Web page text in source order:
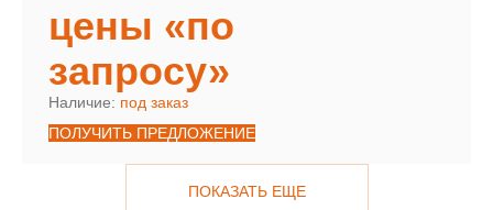
цены «по
запросу»
Наличие: под заказ
ПОЛУЧИТЬ ПРЕДЛОЖЕНИЕ
ПОКАЗАТЬ ЕЩЕ